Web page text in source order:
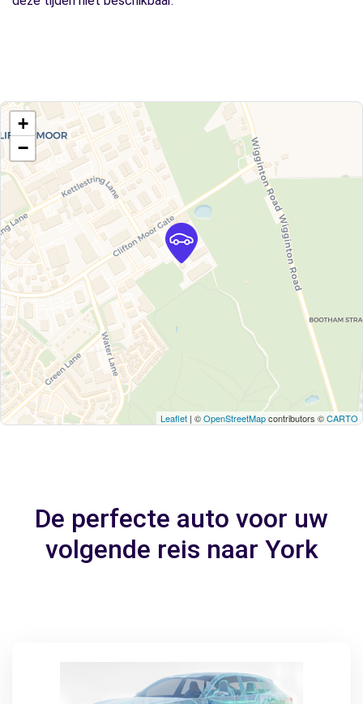
+
−
Leaflet | ©OpenStreetMapcontributors ©CARTO
De perfecte auto voor uw
volgende reis naar York